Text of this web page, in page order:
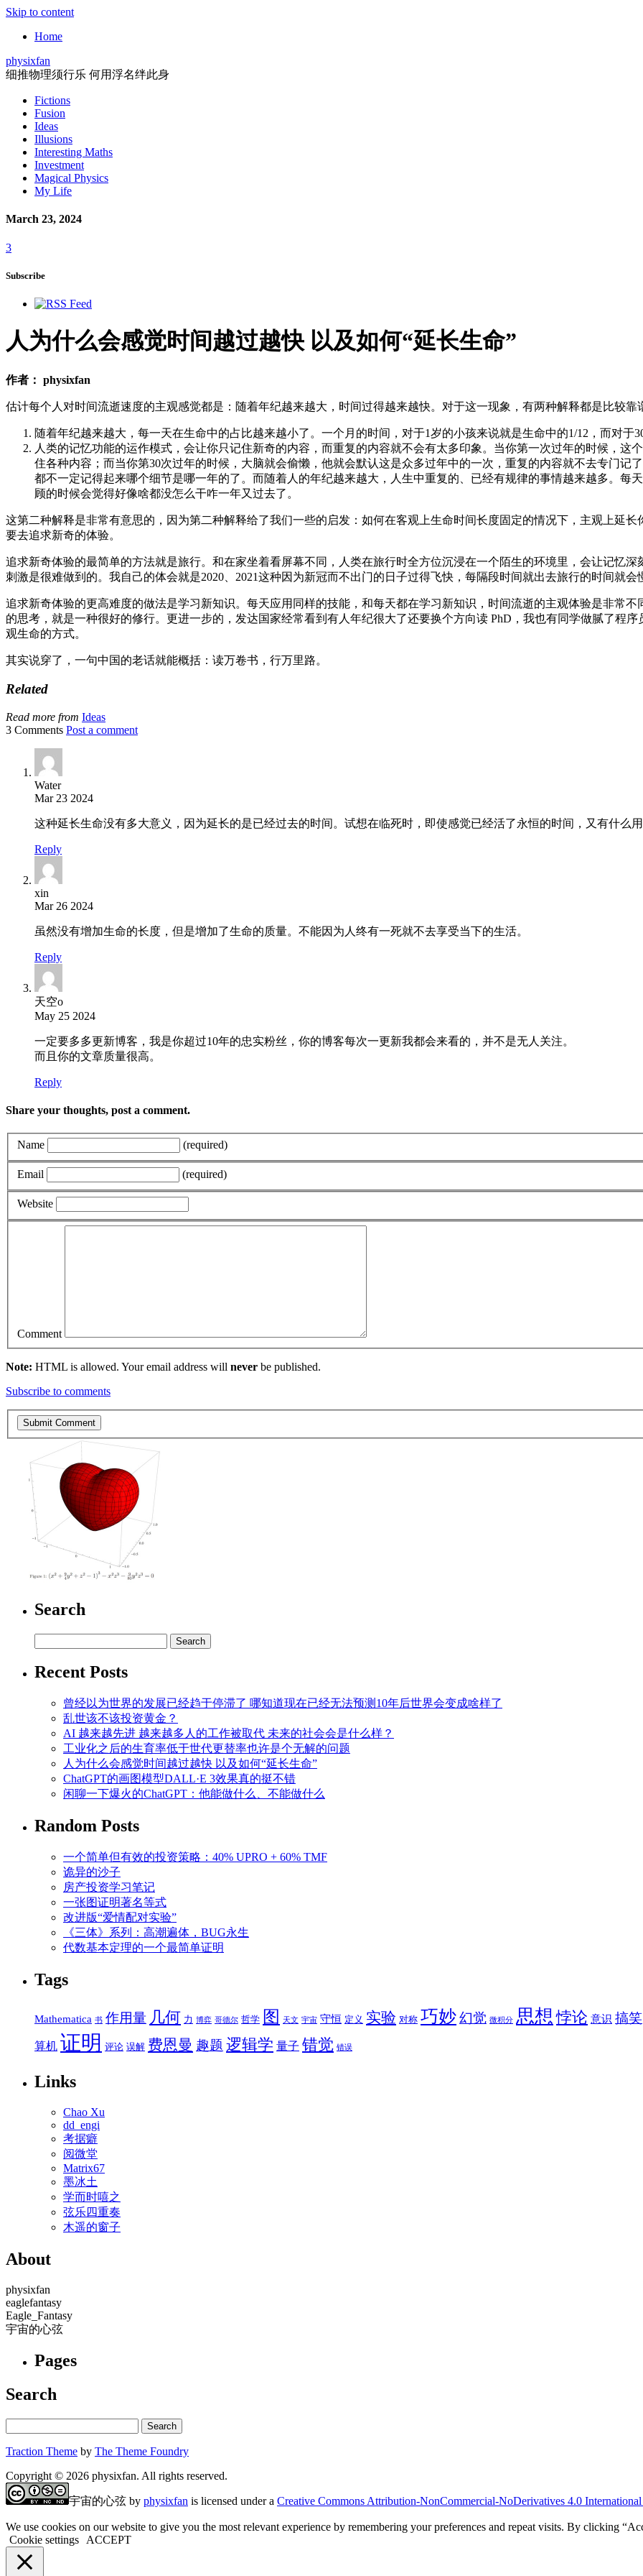
Skip to content
Home
physixfan
细推物理须行乐 何用浮名绊此身
Fictions
Fusion
Ideas
Illusions
Interesting Maths
Investment
Magical Physics
My Life
March 23, 2024
3
Subscribe
人为什么会感觉时间越过越快 以及如何“延长生命”
作者： physixfan
估计每个人对时间流逝速度的主观感觉都是：随着年纪越来越大，时间过得越来越快。对于这一现象，有两种解释都是比较靠
随着年纪越来越大，每一天在生命中的占比越来越小了。一个月的时间，对于1岁的小孩来说就是生命中的1/12，而对于
人类的记忆功能的运作模式，会让你只记住新奇的内容，而重复的内容就不会有太多印象。当你第一次过年的时候，这
住各种内容；而当你第30次过年的时候，大脑就会偷懒，他就会默认这是众多过年中的一次，重复的内容就不去专门记
都不一定记得起来哪个细节是哪一年的了。而随着人的年纪越来越大，人生中重复的、已经有规律的事情越来越多。每
顾的时候会觉得好像啥都没怎么干咋一年又过去了。
这第二种解释是非常有意思的，因为第二种解释给了我们一些的启发：如何在客观上生命时间长度固定的情况下，主观上延
要去追求新奇的体验。
追求新奇体验的最简单的方法就是旅行。和在家坐着看屏幕不同，人类在旅行时全方位沉浸在一个陌生的环境里，会让记忆
刺激是很难做到的。我自己的体会就是2020、2021这种因为新冠而不出门的日子过得飞快，每隔段时间就出去旅行的时间就
追求新奇体验的更高难度的做法是学习新知识。每天应用同样的技能，和每天都在学习新知识，时间流逝的主观体验是非常
的思考，就是一种很好的修行。更进一步的，发达国家经常看到有人年纪很大了还要换个方向读 PhD，我也有同学做腻了程
观生命的方式。
其实说穿了，一句中国的老话就能概括：读万卷书，行万里路。
Related
Read more from Ideas
3 Comments Post a comment
Water
Mar 23 2024
这种延长生命没有多大意义，因为延长的是已经过去的时间。试想在临死时，即使感觉已经活了永恒的时间，又有什么
Reply
xin
Mar 26 2024
虽然没有增加生命的长度，但是增加了生命的质量。不能因为人终有一死就不去享受当下的生活。
Reply
天空o
May 25 2024
一定要多多更新博客，我是你超过10年的忠实粉丝，你的博客每次一更新我都会来看的，并不是无人关注。
而且你的文章质量很高。
Reply
Share your thoughts, post a comment.
Name (required)
Email (required)
Website
Comment
Note: HTML is allowed. Your email address will never be published.
Subscribe to comments
Search
Recent Posts
曾经以为世界的发展已经趋于停滞了 哪知道现在已经无法预测10年后世界会变成啥样了
乱世该不该投资黄金？
AI 越来越先进 越来越多人的工作被取代 未来的社会会是什么样？
工业化之后的生育率低于世代更替率也许是个无解的问题
人为什么会感觉时间越过越快 以及如何“延长生命”
ChatGPT的画图模型DALL·E 3效果真的挺不错
闲聊一下爆火的ChatGPT：他能做什么、不能做什么
Random Posts
一个简单但有效的投资策略：40% UPRO + 60% TMF
诡异的沙子
房产投资学习笔记
一张图证明著名等式
改进版“爱情配对实验”
《三体》系列：高潮遍体，BUG永生
代数基本定理的一个最简单证明
Tags
Mathematica 书 作用量 几何 力 博弈 哥德尔 哲学 图 天文 宇宙 守恒 定义 实验 对称 巧妙幻觉 微积分 思想 悖论 意识 搞笑
算机 证明 评论 误解 费恩曼 趣题 逻辑学 量子 错觉 错误
Links
Chao Xu
dd_engi
考据癖
阅微堂
Matrix67
墨冰土
学而时嘻之
弦乐四重奏
木遥的窗子
About
physixfan
eaglefantasy
Eagle_Fantasy
宇宙的心弦
Pages
Search
Traction Theme by The Theme Foundry
Copyright © 2026 physixfan. All rights reserved.
宇宙的心弦 by physixfan is licensed under a Creative Commons Attribution-NonCommercial-NoDerivatives 4.0
We use cookies on our website to give you the most relevant experience by remembering your preferences and repeat visits. By clicking
Cookie settings
ACCEPT